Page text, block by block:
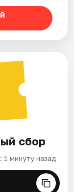
сбор
1 минуту назад